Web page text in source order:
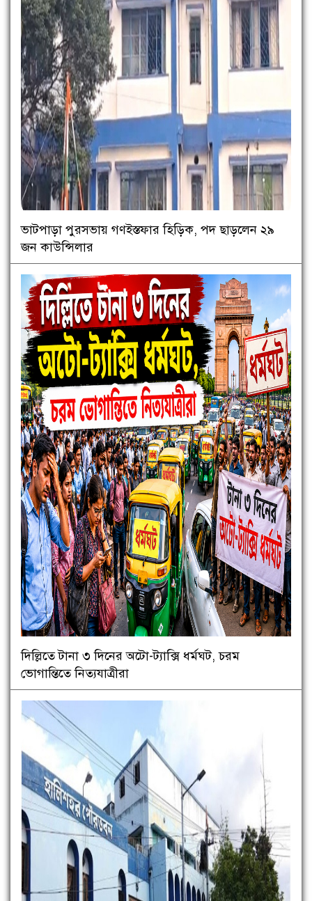
ভাটপাড়া পুরসভায় গণইস্তফার হিড়িক, পদ ছাড়লেন ২৯
জন কাউন্সিলার
দিল্লিতে টানা ৩ দিনের অটো-ট্যাক্সি ধর্মঘট, চরম
ভোগান্তিতে নিত্যযাত্রীরা